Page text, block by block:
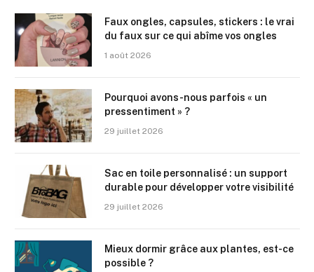
Faux ongles, capsules, stickers : le vrai
du faux sur ce qui abîme vos ongles
1 août 2026
Pourquoi avons-nous parfois « un
pressentiment » ?
29 juillet 2026
Sac en toile personnalisé : un support
durable pour développer votre visibilité
29 juillet 2026
Mieux dormir grâce aux plantes, est-ce
possible ?